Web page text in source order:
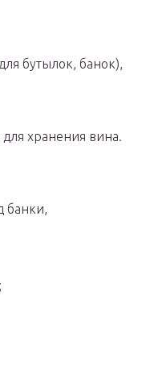
бутылок, банок),
для хранения вина.
банки,